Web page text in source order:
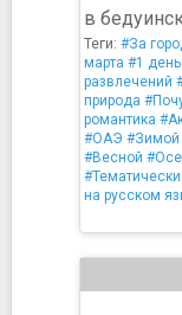
в
Теги: #За
марта #1 день
развлечений
природа
романтика
#ОАЭ #Зимой
#Весной
на русском